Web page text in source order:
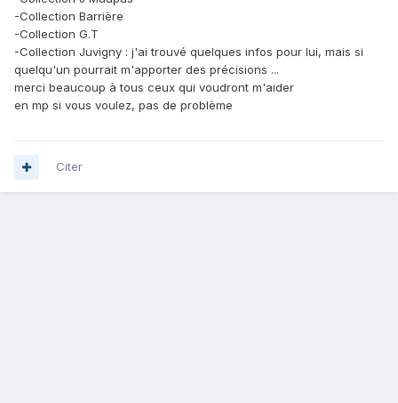
-Collection Barrière
-Collection G.T
-Collection Juvigny : j'ai trouvé quelques infos pour lui, mais si
quelqu'un pourrait m'apporter des précisions ...
merci beaucoup à tous ceux qui voudront m'aider
en mp si vous voulez, pas de problème
Citer